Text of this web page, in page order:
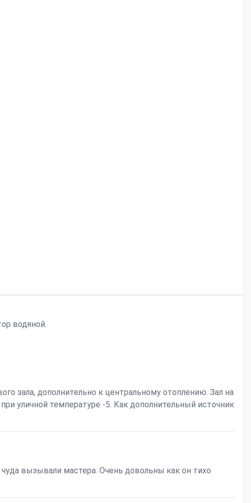
водяной.
зала, дополнительно к центральному отоплению. Зал на
уличной температуре -5. Как дополнительный источник
вызывали мастера. Очень довольны как он тихо